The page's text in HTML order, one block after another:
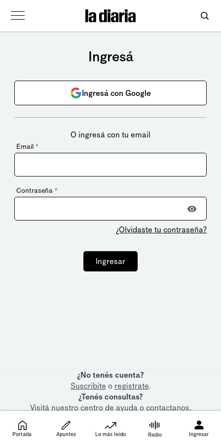
Ingresá
Ingresá con Google
O ingresá con tu email
Email *
Contraseña *
¿Olvidaste tu contraseña?
Ingresar
¿No tenés cuenta?
Suscribite o registrate.
¿Tenés consultas?
Visitá nuestrocentro de ayudaocontactanos.
Portada Apuntes Lo más leído Radio Ingresar